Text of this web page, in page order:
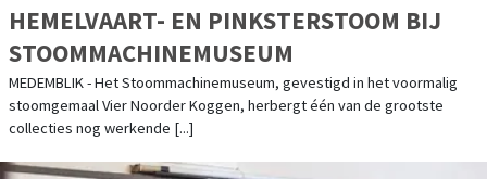
HEMELVAART- EN PINKSTERSTOOM BIJ
STOOMMACHINEMUSEUM
MEDEMBLIK - Het Stoommachinemuseum, gevestigd in het voormalig
stoomgemaal Vier Noorder Koggen, herbergt één van de grootste
collecties nog werkende [...]